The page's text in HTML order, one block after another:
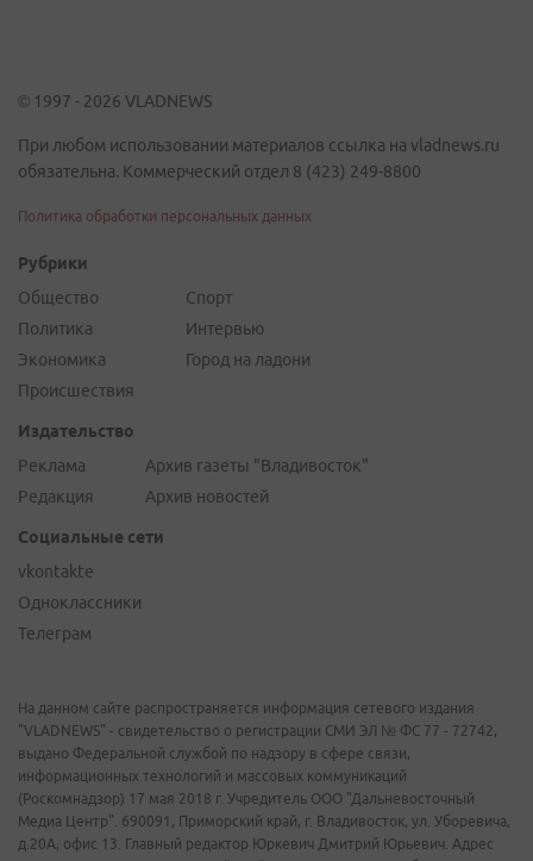
© 1997 - 2026 VLADNEWS
При любом использовании материалов ссылка на vladnews.ru
обязательна. Коммерческий отдел 8 (423) 249-8800
Политика обработки персональных данных
Рубрики
Общество
Политика
Экономика
Происшествия
Спорт
Интервью
Город на ладони
Издательство
Реклама
Редакция
Архив газеты "Владивосток"
Архив новостей
Социальные сети
vkontakte
Одноклассники
Телеграм
На данном сайте распространяется информация сетевого издания
"VLADNEWS" - свидетельство о регистрации СМИ ЭЛ № ФС 77 - 72742,
выдано Федеральной службой по надзору в сфере связи,
информационных технологий и массовых коммуникаций
(Роскомнадзор) 17 мая 2018 г. Учредитель ООО "Дальневосточный
Медиа Центр". 690091, Приморский край, г. Владивосток, ул. Уборевича,
д.20А, офис 13. Главный редактор Юркевич Дмитрий Юрьевич. Адрес